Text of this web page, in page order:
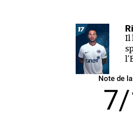
Il
Note de